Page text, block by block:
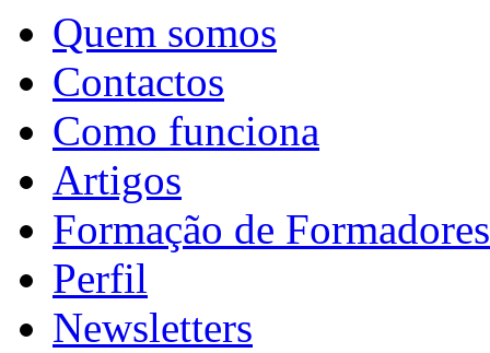
Quem somos
Contactos
Como funciona
Artigos
Formação de Formadores
Perfil
Newsletters